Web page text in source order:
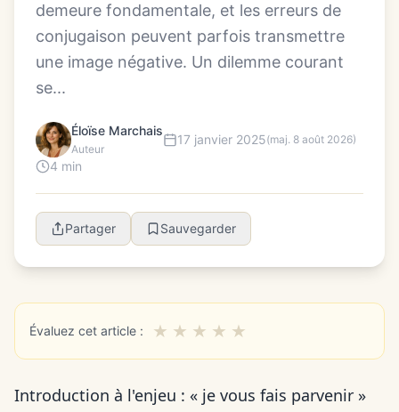
demeure fondamentale, et les erreurs de
conjugaison peuvent parfois transmettre
une image négative. Un dilemme courant
se...
Éloïse Marchais
Auteur
17 janvier 2025(maj. 8 août 2026)
4 min
Partager Sauvegarder
Évaluez cet article : ★ ★ ★ ★ ★
Introduction à l'enjeu : « je vous fais parvenir »